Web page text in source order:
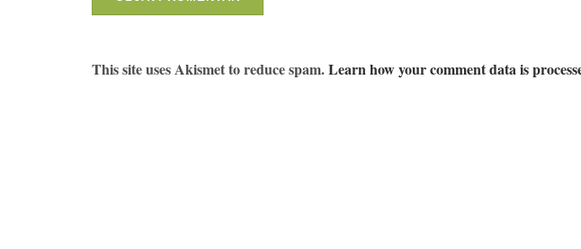
This site uses Akismet to reduce spam.Learn how your comment data is